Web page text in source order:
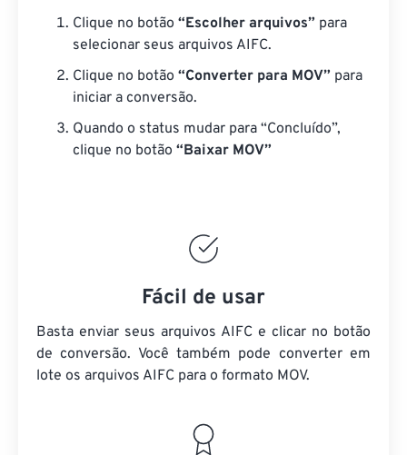
Clique no botão “Escolher arquivos” para
selecionar seus arquivos AIFC.
Clique no botão “Converter para MOV” para
iniciar a conversão.
Quando o status mudar para “Concluído”,
clique no botão “Baixar MOV”
Fácil de usar
Basta enviar seus arquivos AIFC e clicar no botão
de conversão. Você também pode converter em
lote os arquivos AIFC para o formato MOV.